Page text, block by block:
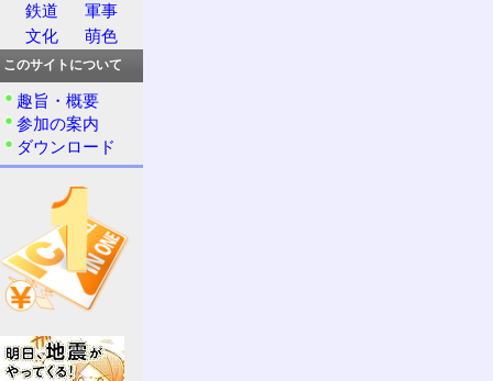
鉄道
軍事
文化
萌色
このサイトについて
趣旨・概要
参加の案内
ダウンロード